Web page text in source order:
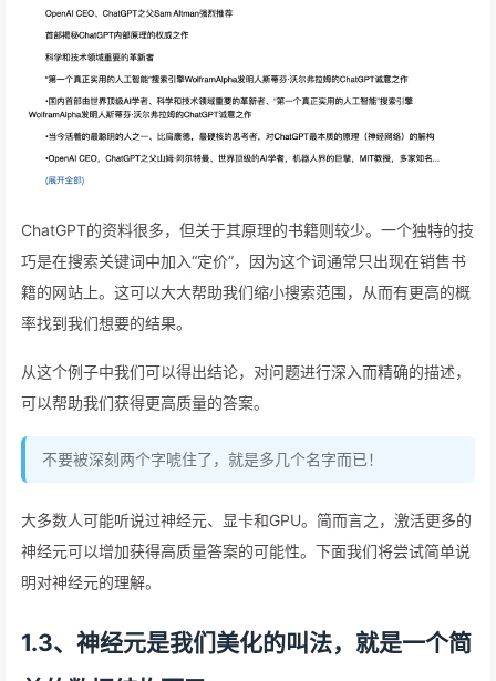
ChatGPT的资料很多，但关于其原理的书籍则较少。一个独特的技
巧是在搜索关键词中加入“定价”，因为这个词通常只出现在销售书
籍的网站上。这可以大大帮助我们缩小搜索范围，从而有更高的概
率找到我们想要的结果。
从这个例子中我们可以得出结论，对问题进行深入而精确的描述，
可以帮助我们获得更高质量的答案。
不要被深刻两个字唬住了，就是多几个名字而已！
大多数人可能听说过神经元、显卡和GPU。简而言之，激活更多的
神经元可以增加获得高质量答案的可能性。下面我们将尝试简单说
明对神经元的理解。
1.3、神经元是我们美化的叫法，就是一个简